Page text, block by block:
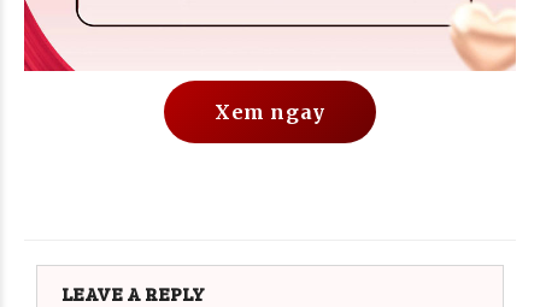
Xem ngay
LEAVE A REPLY